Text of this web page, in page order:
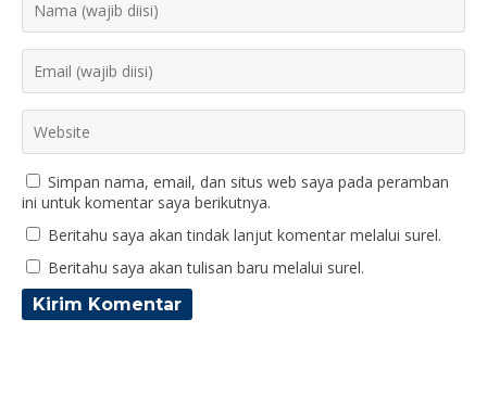
Simpan nama, email, dan situs web saya pada peramban
ini untuk komentar saya berikutnya.
Beritahu saya akan tindak lanjut komentar melalui surel.
Beritahu saya akan tulisan baru melalui surel.